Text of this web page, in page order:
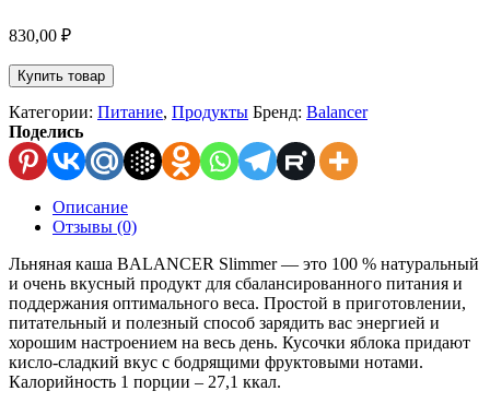
830,00 ₽
Купить товар
Категории: Питание, Продукты Бренд: Balancer
Поделись
Описание
Отзывы (0)
Льняная каша BALANCER Slimmer — это 100 % натуральный
и очень вкусный продукт для сбалансированного питания и
поддержания оптимального веса. Простой в приготовлении,
питательный и полезный способ зарядить вас энергией и
хорошим настроением на весь день. Кусочки яблока придают
кисло-сладкий вкус с бодрящими фруктовыми нотами.
Калорийность 1 порции – 27,1 ккал.